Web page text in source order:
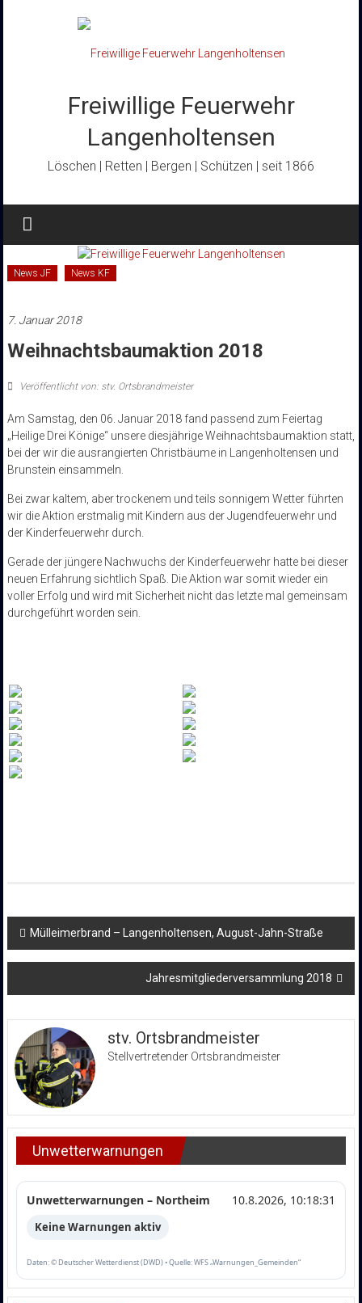
Freiwillige Feuerwehr
Langenholtensen
Löschen | Retten | Bergen | Schützen | seit 1866
News JF News KF
7. Januar 2018
Weihnachtsbaumaktion 2018
Veröffentlicht von: stv. Ortsbrandmeister
Am Samstag, den 06. Januar 2018 fand passend zum Feiertag
„Heilige Drei Könige“ unsere diesjährige Weihnachtsbaumaktion statt,
bei der wir die ausrangierten Christbäume in Langenholtensen und
Brunstein einsammeln.
Bei zwar kaltem, aber trockenem und teils sonnigem Wetter führten
wir die Aktion erstmalig mit Kindern aus der Jugendfeuerwehr und
der Kinderfeuerwehr durch.
Gerade der jüngere Nachwuchs der Kinderfeuerwehr hatte bei dieser
neuen Erfahrung sichtlich Spaß. Die Aktion war somit wieder ein
voller Erfolg und wird mit Sicherheit nicht das letzte mal gemeinsam
durchgeführt worden sein.
Beitragsnavigation
Mülleimerbrand – Langenholtensen, August-Jahn-Straße
Jahresmitgliederversammlung 2018
stv. Ortsbrandmeister
Stellvertretender Ortsbrandmeister
Unwetterwarnungen
Unwetterwarnungen – Northeim 10.8.2026, 10:18:31
Keine Warnungen aktiv
Daten: © Deutscher Wetterdienst (DWD) • Quelle: WFS „Warnungen_Gemeinden“